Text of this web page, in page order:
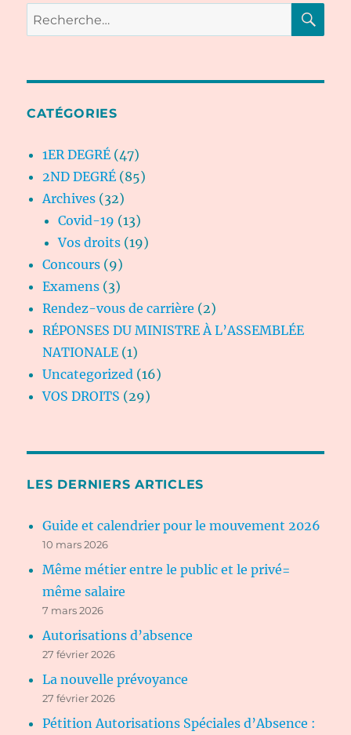
Recherche
pour :
CATÉGORIES
1ER DEGRÉ (47)
2ND DEGRÉ (85)
Archives (32)
Covid-19 (13)
Vos droits (19)
Concours (9)
Examens (3)
Rendez-vous de carrière (2)
RÉPONSES DU MINISTRE À L’ASSEMBLÉE
NATIONALE (1)
Uncategorized (16)
VOS DROITS (29)
LES DERNIERS ARTICLES
Guide et calendrier pour le mouvement 2026
10 mars 2026
Même métier entre le public et le privé=
même salaire
7 mars 2026
Autorisations d’absence
27 février 2026
La nouvelle prévoyance
27 février 2026
Pétition Autorisations Spéciales d’Absence :